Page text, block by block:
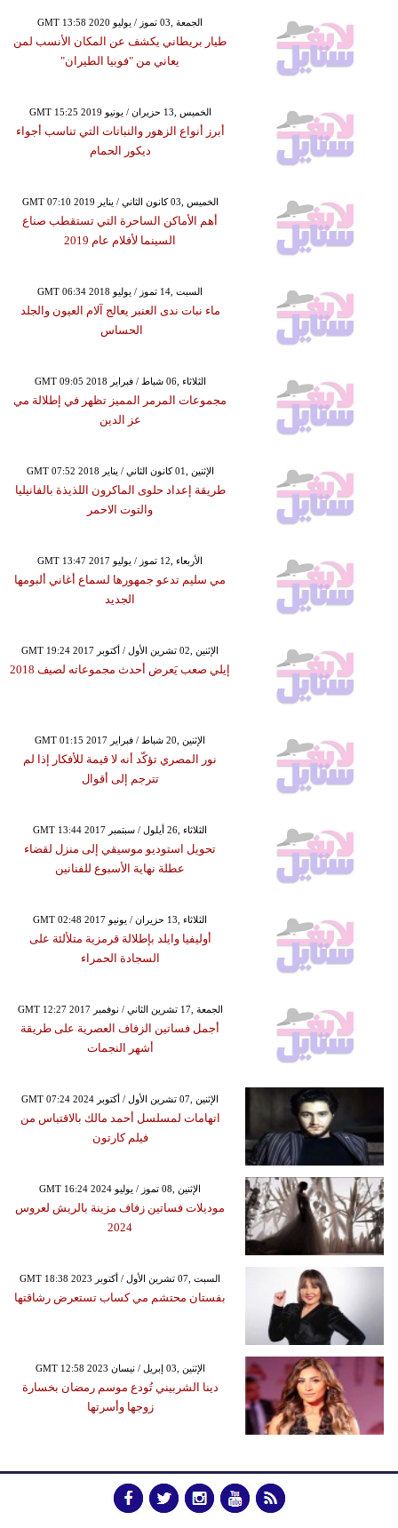
GMT 13:58 2020 الجمعة ,03 تموز / يوليو
طيار بريطاني يكشف عن المكان الأنسب لمن
يعاني من "فوبيا الطيران"
GMT 15:25 2019 الخميس ,13 حزيران / يونيو
أبرز أنواع الزهور والنباتات التي تناسب أجواء
ديكور الحمام
GMT 07:10 2019 الخميس ,03 كانون الثاني / يناير
أهم الأماكن الساحرة التي تستقطب صناع
السينما لأفلام عام 2019
GMT 06:34 2018 السبت ,14 تموز / يوليو
ماء نبات ندى العنبر يعالج آلام العيون والجلد
الحساس
GMT 09:05 2018 الثلاثاء ,06 شباط / فبراير
مجموعات المرمر المميز تظهر في إطلالة مي
عز الدين
GMT 07:52 2018 الإثنين ,01 كانون الثاني / يناير
طريقة إعداد حلوى الماكرون اللذيذة بالفانيليا
والتوت الاحمر
GMT 13:47 2017 الأربعاء ,12 تموز / يوليو
مي سليم تدعو جمهورها لسماع أغاني ألبومها
الجديد
GMT 19:24 2017 الإثنين ,02 تشرين الأول / أكتوبر
إيلي صعب يَعرض أحدث مجموعاته لصيف 2018
GMT 01:15 2017 الإثنين ,20 شباط / فبراير
نور المصري تؤكّد أنه لا قيمة للأفكار إذا لم
تترجم إلى أقوال
GMT 13:44 2017 الثلاثاء ,26 أيلول / سبتمبر
تحويل استوديو موسيقي إلى منزل لقضاء
عطلة نهاية الأسبوع للفنانين
GMT 02:48 2017 الثلاثاء ,13 حزيران / يونيو
أوليفيا وايلد بإطلالة قرمزية متلألئة على
السجادة الحمراء
GMT 12:27 2017 الجمعة ,17 تشرين الثاني / نوفمبر
أجمل فساتين الزفاف العصرية على طريقة
أشهر النجمات
GMT 07:24 2024 الإثنين ,07 تشرين الأول / أكتوبر
اتهامات لمسلسل أحمد مالك بالاقتباس من
فيلم كارتون
GMT 16:24 2024 الإثنين ,08 تموز / يوليو
موديلات فساتين زفاف مزينة بالريش لعروس
2024
GMT 18:38 2023 السبت ,07 تشرين الأول / أكتوبر
بفستان محتشم مي كساب تستعرض رشاقتها
GMT 12:58 2023 الإثنين ,03 إبريل / نيسان
دينا الشربيني تُودع موسم رمضان بخسارة
زوجها وأسرتها